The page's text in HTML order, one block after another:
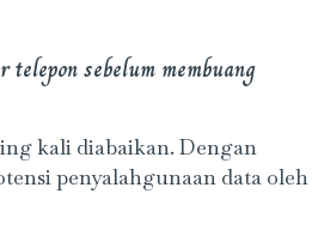
sebelum membuang
kali diabaikan. Dengan
penyalahgunaan data oleh